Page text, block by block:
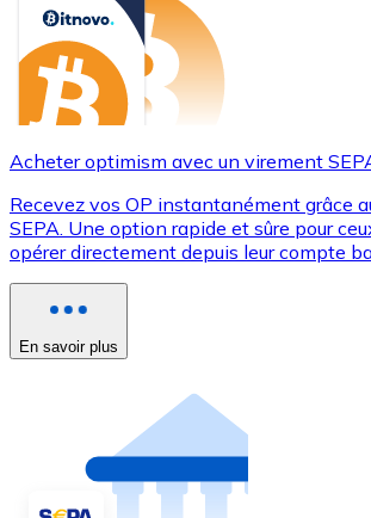
Acheter optimism avec un virement
Recevez vos OP instantanément grâce
SEPA. Une option rapide et sûre pour
opérer directement depuis leur compte
En savoir plus